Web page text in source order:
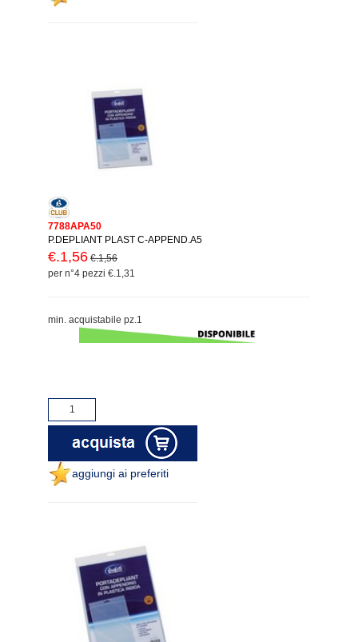
7788APA50
P.DEPLIANT PLAST C-APPEND.A5
€.1,56 €.1,56
per n°4 pezzi €.1,31
min. acquistabile pz.1
aggiungi ai preferiti